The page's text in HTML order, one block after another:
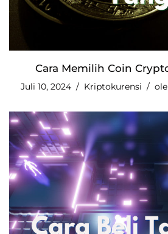
Cara Memilih Coin
Juli 10, 2024 Kriptokurensi